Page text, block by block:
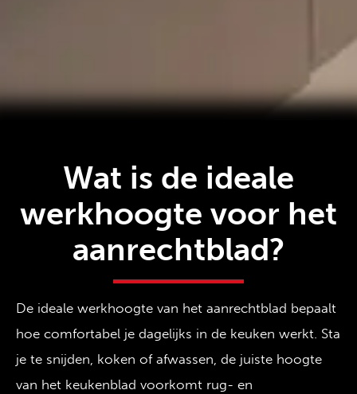
Wat is de ideale
werkhoogte voor het
aanrechtblad?
De ideale werkhoogte van het aanrechtblad bepaalt
hoe comfortabel je dagelijks in de keuken werkt. Sta
je te snijden, koken of afwassen, de juiste hoogte
van het keukenblad voorkomt rug- en